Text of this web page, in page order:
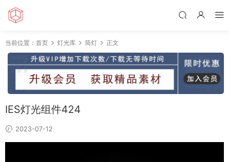
当前位置： 首页 灯光库 筒灯 正文
IES灯光组件424
2023-07-12